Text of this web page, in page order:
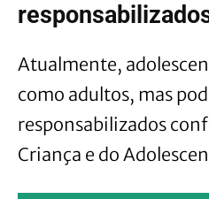
Atualmente,
como adultos, mas
responsabilizados
Criança e do